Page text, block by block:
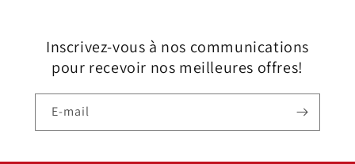
Inscrivez-vous à nos communications
pour recevoir nos meilleures offres!
E-mail